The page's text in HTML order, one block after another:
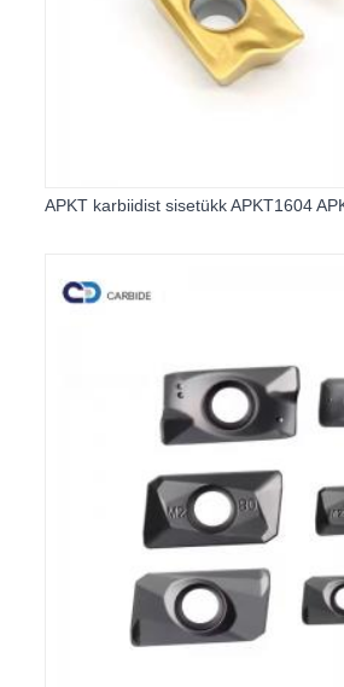
APKT karbiidist sisetükk APKT1604